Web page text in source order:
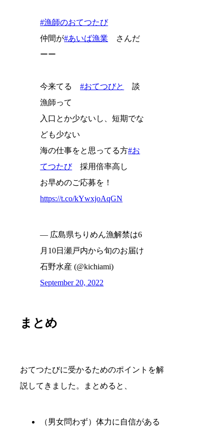
#漁師のおてつたび
仲間が#あいば漁業 さんだ
ーー
今来てる#おてつびと
談
漁師って
入口とか少ないし、短期でな
ども少ない
海の仕事をと思ってる方#お
てつたび採用倍率高し
お早めのご応募を！
https://t.co/kYwxjoAqGN
— 広島県ちりめん漁解禁は6
月10日瀬戸内から旬のお届け
石野水産 (@kichiami)
September 20, 2022
まとめ
おてつたびに受かるためのポイントを解
説してきました。まとめると、
（男女問わず）体力に自信がある